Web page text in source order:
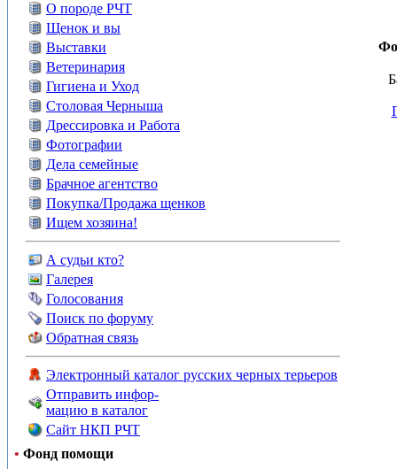
О породе РЧТ
Щенок и вы
Выставки
Ветеринария
Гигиена и Уход
Столовая Черныша
Дрессировка и Работа
Фотографии
Дела семейные
Брачное агентство
Покупка/Продажа щенков
Ищем хозяина!
А судьи кто?
Галерея
Голосования
Поиск по форуму
Обратная связь
Электронный каталог русских черных терьеров
Отправить инфор-
мацию в каталог
Сайт НКП РЧТ
• Фонд помощи